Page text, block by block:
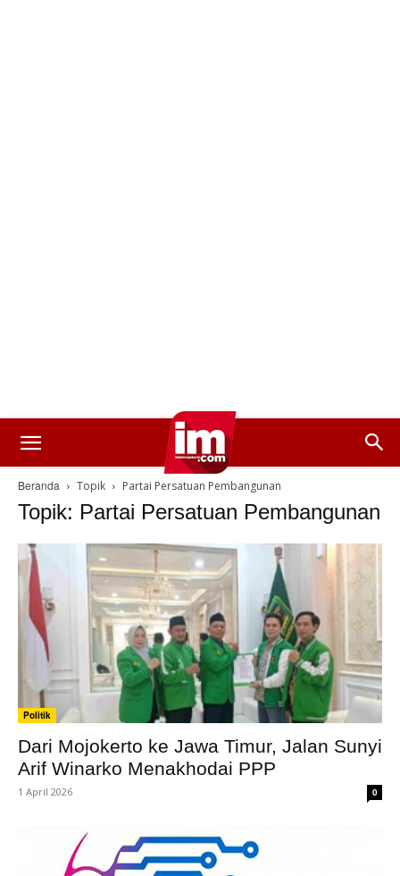
Beranda Topik Partai Persatuan Pembangunan
Topik: Partai Persatuan Pembangunan
Politik
Dari Mojokerto ke Jawa Timur, Jalan Sunyi
Arif Winarko Menakhodai PPP
1 April 2026 0